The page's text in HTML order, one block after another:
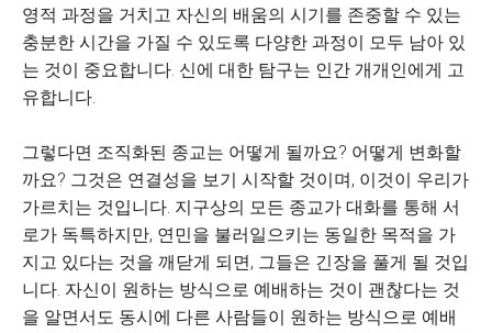
영적 과정을 거치고 자신의 배움의 시기를 존중할 수 있는
충분한 시간을 가질 수 있도록 다양한 과정이 모두 남아 있
는 것이 중요합니다. 신에 대한 탐구는 인간 개개인에게 고
유합니다.
그렇다면 조직화된 종교는 어떻게 될까요? 어떻게 변화할
까요? 그것은 연결성을 보기 시작할 것이며, 이것이 우리가
가르치는 것입니다. 지구상의 모든 종교가 대화를 통해 서
로가 독특하지만, 연민을 불러일으키는 동일한 목적을 가
지고 있다는 것을 깨닫게 되면, 그들은 긴장을 풀게 될 것입
니다. 자신이 원하는 방식으로 예배하는 것이 괜찮다는 것
을 알면서도 동시에 다른 사람들이 원하는 방식으로 예배